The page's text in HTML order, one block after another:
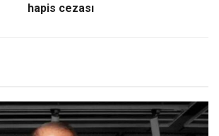
hapis cezası